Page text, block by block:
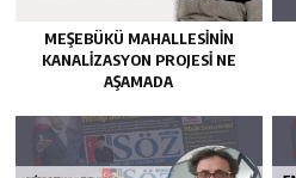
MEŞEBÜKÜ MAHALLESİNİN
KANALİZASYON PROJESİ NE
AŞAMADA